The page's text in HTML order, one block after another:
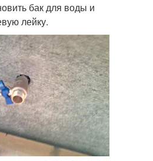
бак для воды и
лейку.